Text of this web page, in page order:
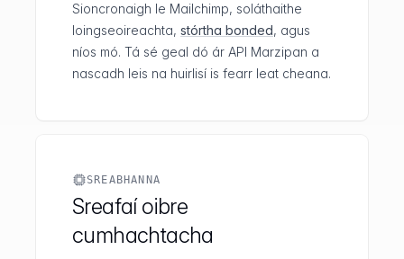
Sioncronaigh le Mailchimp, soláthaithe
loingseoireachta, stórtha bonded, agus
níos mó. Tá sé geal dó ár API Marzipan a
nascadh leis na huirlisí is fearr leat cheana.
SREABHANNA
Sreafaí oibre
cumhachtacha